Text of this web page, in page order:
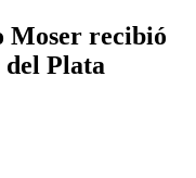
Moser recibió
Plata